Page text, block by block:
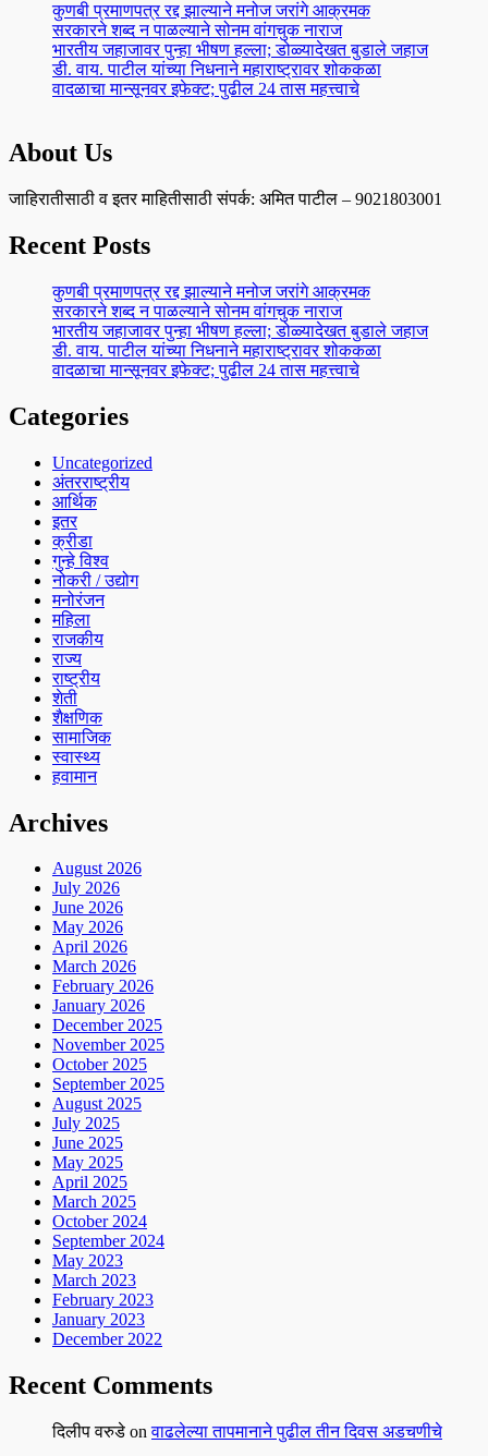
कुणबी प्रमाणपत्र रद्द झाल्याने मनोज जरांगे आक्रमक
सरकारने शब्द न पाळल्याने सोनम वांगचुक नाराज
भारतीय जहाजावर पुन्हा भीषण हल्ला; डोळ्यादेखत बुडाले जहाज
डी. वाय. पाटील यांच्या निधनाने महाराष्ट्रावर शोककळा
वादळाचा मान्सूनवर इफेक्ट; पुढील 24 तास महत्त्वाचे
About Us
जाहिरातीसाठी व इतर माहितीसाठी संपर्क: अमित पाटील – 9021803001
Recent Posts
कुणबी प्रमाणपत्र रद्द झाल्याने मनोज जरांगे आक्रमक
सरकारने शब्द न पाळल्याने सोनम वांगचुक नाराज
भारतीय जहाजावर पुन्हा भीषण हल्ला; डोळ्यादेखत बुडाले जहाज
डी. वाय. पाटील यांच्या निधनाने महाराष्ट्रावर शोककळा
वादळाचा मान्सूनवर इफेक्ट; पुढील 24 तास महत्त्वाचे
Categories
Uncategorized
अंतरराष्ट्रीय
आर्थिक
इतर
क्रीडा
गुन्हे विश्व
नोकरी / उद्योग
मनोरंजन
महिला
राजकीय
राज्य
राष्ट्रीय
शेती
शैक्षणिक
सामाजिक
स्वास्थ्य
हवामान
Archives
August 2026
July 2026
June 2026
May 2026
April 2026
March 2026
February 2026
January 2026
December 2025
November 2025
October 2025
September 2025
August 2025
July 2025
June 2025
May 2025
April 2025
March 2025
October 2024
September 2024
May 2023
March 2023
February 2023
January 2023
December 2022
Recent Comments
दिलीप वरुडे onवाढलेल्या तापमानाने पुढील तीन दिवस अडचणीचे